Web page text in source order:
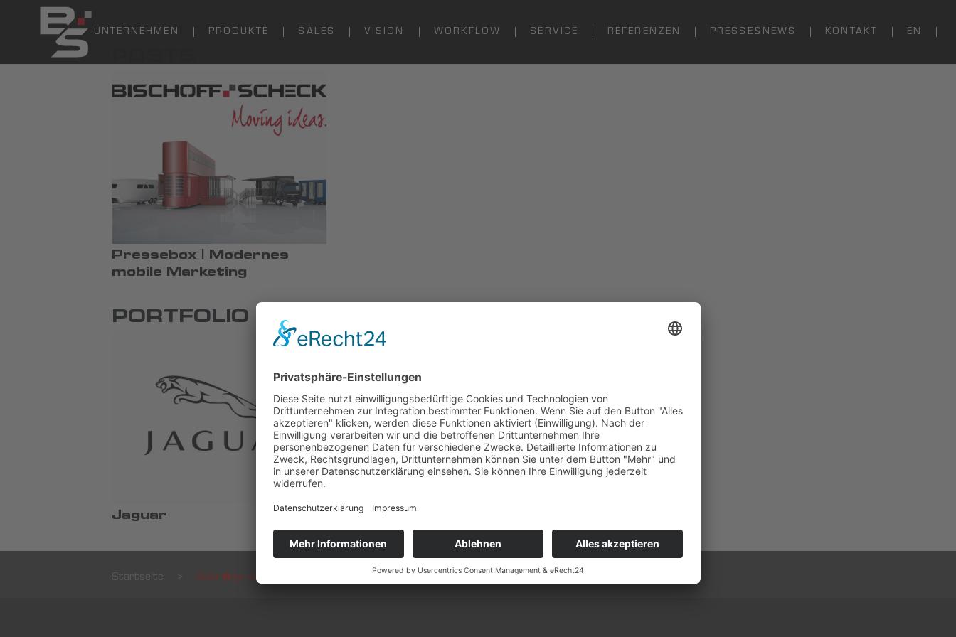
UNTERNEHMEN PRODUKTE SALES VISION WORKFLOW SERVICE REFERENZEN PRESSE&NEWS KONTAKT EN
Pressebox | Modernes
mobile Marketing
PORTFOLIO ITEMS
Jaguar
Startseite Beitr�ge mit dem Schlagwort "Promotiontruck"